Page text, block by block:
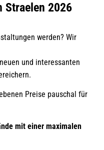
Straelen 2026
werden? Wir
und interessanten
Preise pauschal für
mit einer maximalen